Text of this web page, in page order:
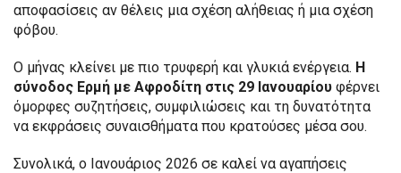
αποφασίσεις αν θέλεις μια σχέση αλήθειας ή μια σχέση
φόβου.
Ο μήνας κλείνει με πιο τρυφερή και γλυκιά ενέργεια. Η
σύνοδος Ερμή με Αφροδίτη στις 29 Ιανουαρίου φέρνει
όμορφες συζητήσεις, συμφιλιώσεις και τη δυνατότητα
να εκφράσεις συναισθήματα που κρατούσες μέσα σου.
Συνολικά, ο Ιανουάριος 2026 σε καλεί να αγαπήσεις